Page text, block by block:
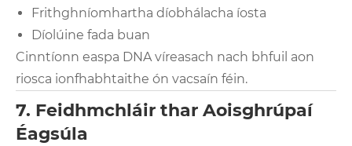
Frithghníomhartha díobhálacha íosta
Díolúine fada buan
Cinntíonn easpa DNA víreasach nach bhfuil aon
riosca ionfhabhtaithe ón vacsaín féin.
7. Feidhmchláir thar Aoisghrúpaí
Éagsúla